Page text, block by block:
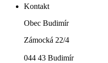
Kontakt
Obec Budimír
044 43 Budimír